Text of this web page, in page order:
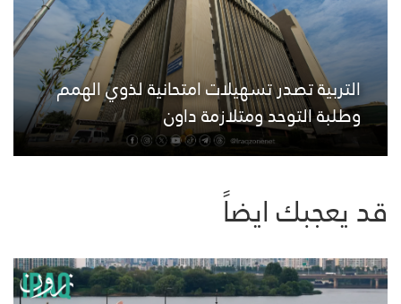
التربية تصدر تسهيلات امتحانية لذوي الهمم
وطلبة التوحد ومتلازمة داون
قد يعجبك ايضاً